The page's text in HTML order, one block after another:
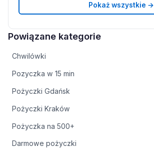
Pokaż wszystkie →
Powiązane kategorie
Chwilówki
Pozyczka w 15 min
Pożyczki Gdańsk
Pożyczki Kraków
Pożyczka na 500+
Darmowe pożyczki